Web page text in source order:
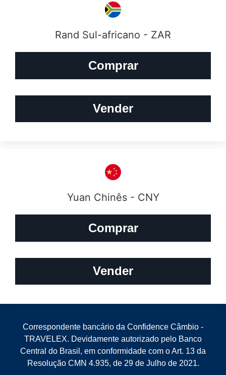
Rand Sul-africano - ZAR
Comprar
Vender
Yuan Chinês - CNY
Comprar
Vender
Correspondente bancário da Confidence Câmbio -
TRAVELEX. Devidamente autorizado pelo Banco
Central do Brasil, em conformidade com o Art. 13 da
Resolução CMN 4.935, de 29 de Julho de 2021.